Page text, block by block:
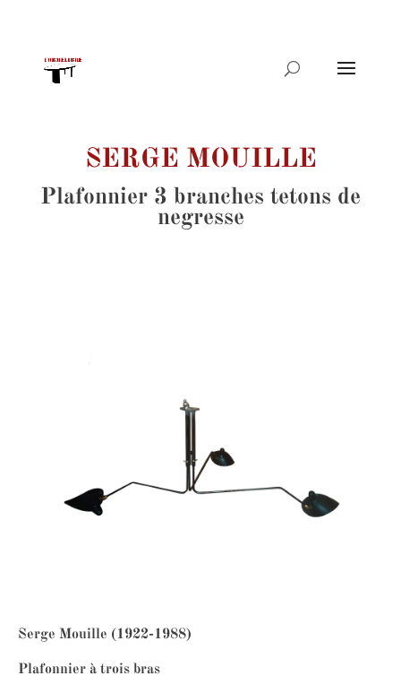
produits
SERGE MOUILLE
Plafonnier 3 branches tetons de
negresse
Serge Mouille (1922-1988)
Plafonnier à trois bras